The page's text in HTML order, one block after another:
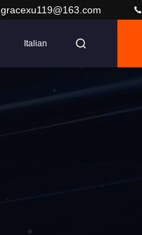
gracexu119@163.com
Italian